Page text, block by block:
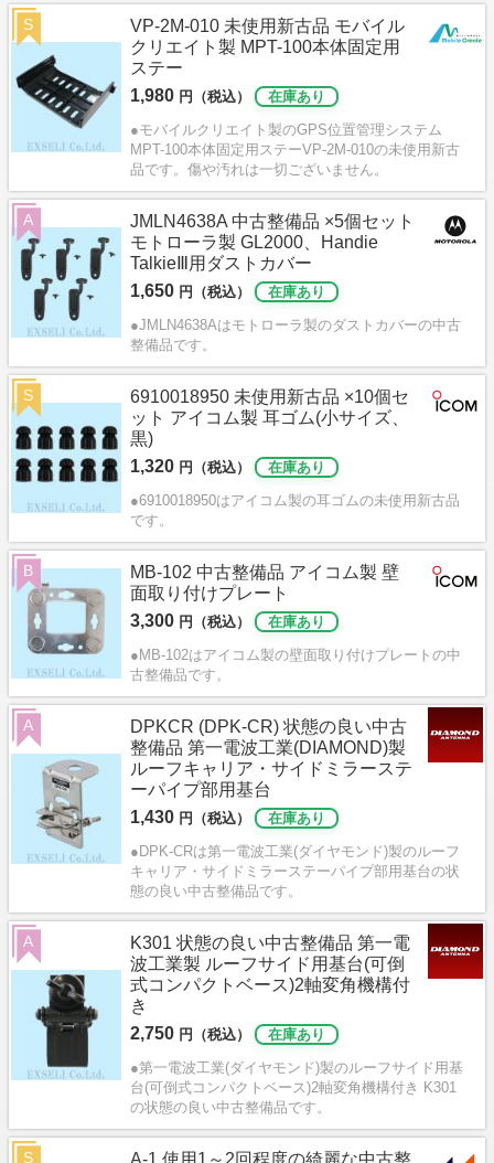
VP-2M-010 未使用新古品 モバイル
クリエイト製 MPT-100本体固定用
ステー
1,980 円（税込）
在庫あり
●モバイルクリエイト製のGPS位置管理システム
MPT-100本体固定用ステーVP-2M-010の未使用新古
品です。傷や汚れは一切ございません。
S
JMLN4638A 中古整備品 ×5個セット
モトローラ製 GL2000、Handie
TalkieⅢ用ダストカバー
1,650 円（税込）
在庫あり
●JMLN4638Aはモトローラ製のダストカバーの中古
整備品です。
A
6910018950 未使用新古品 ×10個セ
ット アイコム製 耳ゴム(小サイズ、
黒)
1,320 円（税込）
在庫あり
●6910018950はアイコム製の耳ゴムの未使用新古品
です。
S
MB-102 中古整備品 アイコム製 壁
面取り付けプレート
3,300 円（税込）
在庫あり
●MB-102はアイコム製の壁面取り付けプレートの中
古整備品です。
B
DPKCR (DPK-CR) 状態の良い中古
整備品 第一電波工業(DIAMOND)製
ルーフキャリア・サイドミラーステ
ーパイプ部用基台
1,430 円（税込）
在庫あり
●DPK-CRは第一電波工業(ダイヤモンド)製のルーフ
キャリア・サイドミラーステーパイプ部用基台の状
態の良い中古整備品です。
A
K301 状態の良い中古整備品 第一電
波工業製 ルーフサイド用基台(可倒
式コンパクトベース)2軸変角機構付
き
2,750 円（税込）
在庫あり
●第一電波工業(ダイヤモンド)製のルーフサイド用基
台(可倒式コンパクトベース)2軸変角機構付き K301
の状態の良い中古整備品です。
A
S